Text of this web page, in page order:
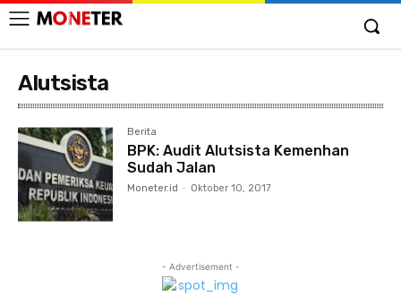
Alutsista
Berita
BPK: Audit Alutsista Kemenhan
Sudah Jalan
Moneter.id - Oktober 10, 2017
- Advertisement -